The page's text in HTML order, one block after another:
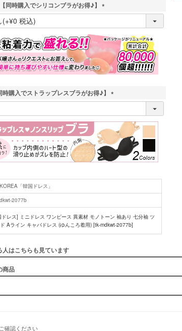
【同時購入でシリコンブラがお得♪】
(
必
須
)
時購入でストラップレスブラがお得♪】
(
必
須
)
「韓国ドレス」
2077b
ドレス] ミニドレス ワンピース 異素材 モノトーン 袖あり 七分袖 ツ
Aライン キャバドレス (ゆんころ着用) [tk-mdkwt-2077b]
人はこちらも見ています
商品
確認ください